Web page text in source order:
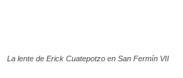
La lente de Erick Cuatepotzo en San Fermín VII